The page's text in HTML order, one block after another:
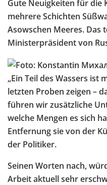
Gute Neuigkeiten für die
mehrere Schichten
Asowschen Meeres. Das
Ministerpräsident von
„Ein Teil des Wassers ist
letzten Proben zeigen –
führen wir zusätzliche
welche Mengen es sich
Entfernung sie von der
der Politiker.
Seinen Worten nach,
Arbeit aktuell sehr